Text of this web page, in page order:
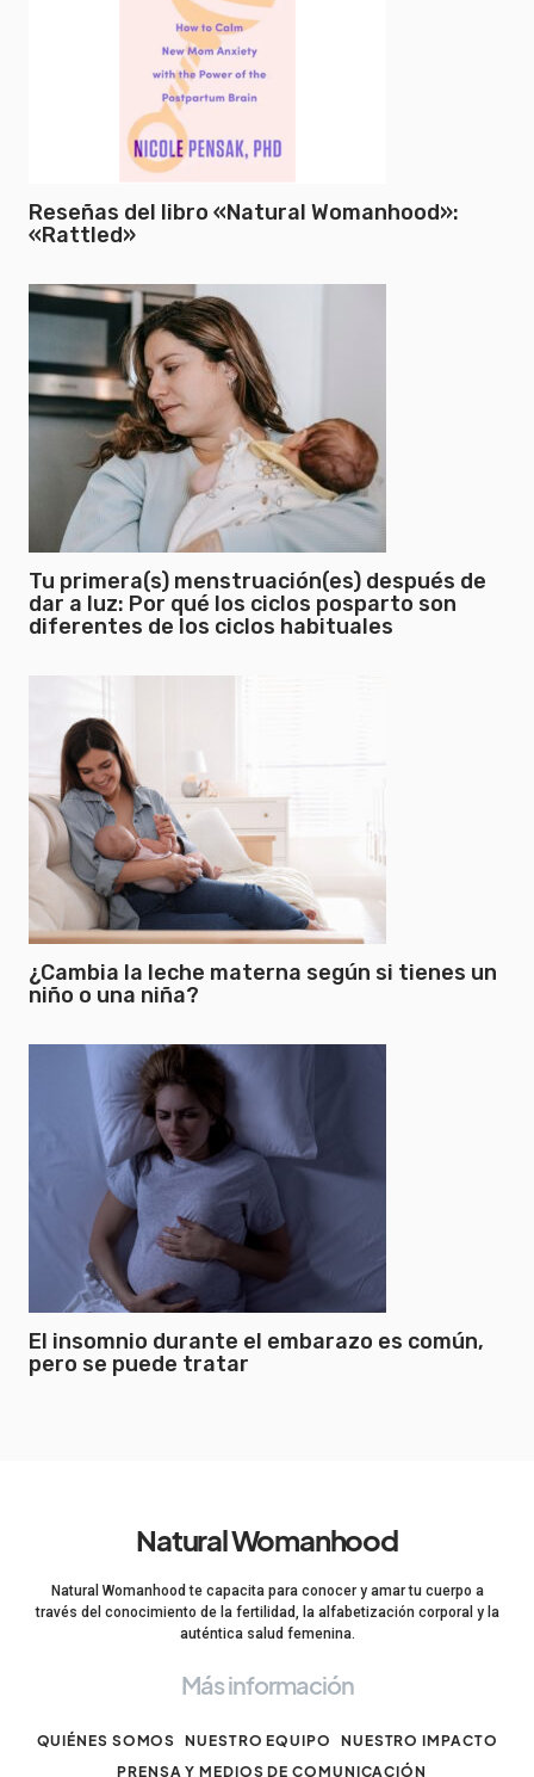
Reseñas del libro «Natural Womanhood»:
«Rattled»
Tu primera(s) menstruación(es) después de
dar a luz: Por qué los ciclos posparto son
diferentes de los ciclos habituales
¿Cambia la leche materna según si tienes un
niño o una niña?
El insomnio durante el embarazo es común,
pero se puede tratar
Natural Womanhood
Natural Womanhood te capacita para conocer y amar tu cuerpo a
través del conocimiento de la fertilidad, la alfabetización corporal y la
auténtica salud femenina.
Más información
QUIÉNES SOMOS NUESTRO EQUIPO
NUESTRO IMPACTO
PRENSA Y MEDIOS DE COMUNICACIÓN